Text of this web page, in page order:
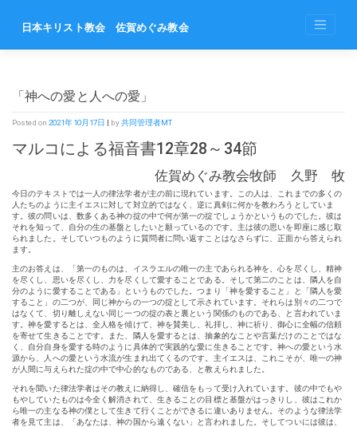
content日本キリスト教会 佐賀めぐみ教会
「神への愛と人への愛」
Posted on 2021年10月17日 | by共同管理者MT
マルコによる福音書12章28～34節
佐賀めぐみ教会牧師 久野 牧
今日のテキストでは一人の律法学者が主の前に現れています。この人は、これまでの多くの
人たちのように主イエスに対して対立的ではなく、逆に真剣に何かを教わろうとしていま
す。彼の問いは、数多くある神の掟の中で何が第一の掟でしょうかというものでした。彼は
それを知って、自分の生の基盤としたいと願っているのです。主は彼の思いを即座に感じ取
られました。そしていつものように質問者に問い返すことはなさらずに、正面から答えられ
ます。
主のお答えは、「第一のものは、イスラエルの唯一の主であられる神を、心を尽くし、精神
を尽くし、思いを尽くし、力を尽くして愛することである。そして第二のことは、隣人を自
分のように愛することである」というものでした。つまり「神を愛すること」と「隣人を愛
すること」の二つが、同じ神からの一つの掟として示されています。それらは別々の二つで
はなくて、切り離しえない同じ一つの掟の表と裏という関係のものである、と言われていま
す。神を愛するとは、全人格を傾けて、神を賛美し、礼拝し、神に祈り、御心に全幅の信頼
を寄せて生きることです。また、隣人を愛するとは、抽象的なことや言葉だけのことではな
く、自分自身を愛する時のように具体的で実践的な愛に生きることです。神への愛という水
源から、人への愛という水流が生まれ出てくるのです。主イエスは、これこそが、唯一の神
が人間に与えられた掟の中で中心的なものである、と教えられました。
それを聞いた律法学者はその教えに納得し、確信をもって受け入れています。彼の中でもや
もやしていたものは今全く解消されて、生きることの目標と基盤がはっきりし、彼はこれか
ら唯一の主なる神の僕として生きて行くことができるに違いありません。そのような律法学
者を見て主は、「あなたは、神の国から遠くない」と言われました。そしてついには彼は、